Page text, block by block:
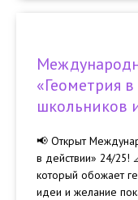
«Геометрия
школьников
📢 Открыт
в действии» 24/25!
который обожает
идеи и желание